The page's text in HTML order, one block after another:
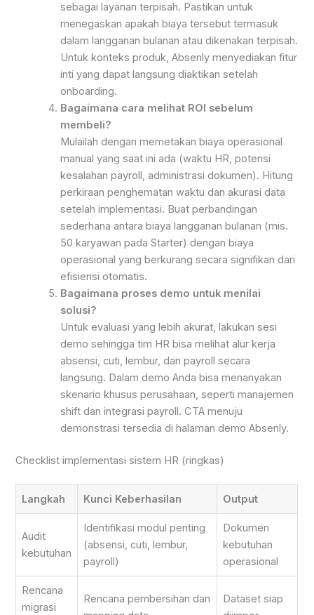
sebagai layanan terpisah. Pastikan untuk
menegaskan apakah biaya tersebut termasuk
dalam langganan bulanan atau dikenakan terpisah.
Untuk konteks produk, Absenly menyediakan fitur
inti yang dapat langsung diaktikan setelah
onboarding.
Bagaimana cara melihat ROI sebelum
membeli?
Mulailah dengan memetakan biaya operasional
manual yang saat ini ada (waktu HR, potensi
kesalahan payroll, administrasi dokumen). Hitung
perkiraan penghematan waktu dan akurasi data
setelah implementasi. Buat perbandingan
sederhana antara biaya langganan bulanan (mis.
50 karyawan pada Starter) dengan biaya
operasional yang berkurang secara signifikan dari
efisiensi otomatis.
Bagaimana proses demo untuk menilai
solusi?
Untuk evaluasi yang lebih akurat, lakukan sesi
demo sehingga tim HR bisa melihat alur kerja
absensi, cuti, lembur, dan payroll secara
langsung. Dalam demo Anda bisa menanyakan
skenario khusus perusahaan, seperti manajemen
shift dan integrasi payroll. CTA menuju
demonstrasi tersedia di halaman demo Absenly.
Checklist implementasi sistem HR (ringkas)
Langkah Kunci Keberhasilan Output
Audit
kebutuhan
Identifikasi modul penting
(absensi, cuti, lembur,
payroll)
Dokumen
kebutuhan
operasional
Rencana
migrasi
Rencana pembersihan dan
Dataset siap